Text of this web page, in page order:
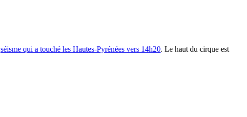
séisme qui a touché les Hautes-Pyrénées vers 14h20. Le haut du cirque est